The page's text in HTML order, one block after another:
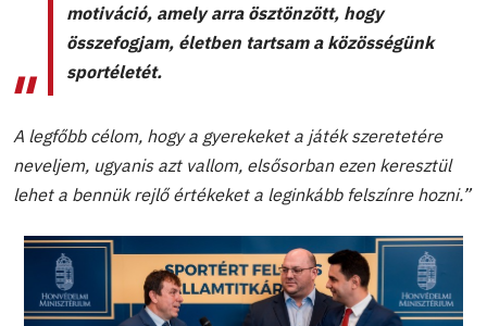
motiváció, amely arra ösztönzött, hogy
összefogjam, életben tartsam a közösségünk
sportéletét.
A legfőbb célom, hogy a gyerekeket a játék szeretetére
neveljem, ugyanis azt vallom, elsősorban ezen keresztül
lehet a bennük rejlő értékeket a leginkább felszínre hozni.”